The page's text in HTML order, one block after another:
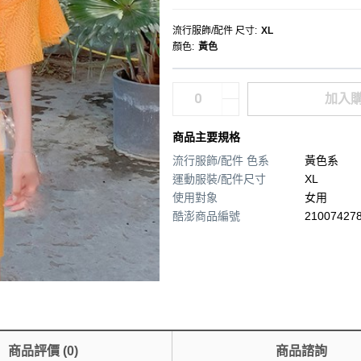
流行服飾/配件 尺寸: XL
顏色: 黃色
加入
商品主要規格
流行服飾/配件 色系
黃色系
運動服裝/配件尺寸
XL
使用對象
女用
酷澎商品編號
商品評價(0) 商品諮詢